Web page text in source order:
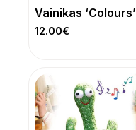
Vainikas ‘Colours’
12.00€